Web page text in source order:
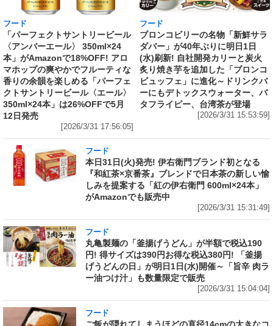
フード
「パーフェクトサントリービール
〈アンバーエール〉 350ml×24
本」がAmazonで18%OFF! アロ
マホップの爽やかでフルーティな
香りの余韻を楽しめる「パーフェ
クトサントリービール〈エール〉
350ml×24本」は26%OFFで5月
12日発売
[2026/3/31 17:56:05]
フード
ブロンコビリーの名物「新鮮サラ
ダバー」が40年ぶりに明日1日
(水)刷新! 自社開発カリーと炭火
炙り焼き芋を追加した「ブロンコ
ビュッフェ」に進化～ドリンクバ
ーにもデトックスウォーター、バ
タフライピー、台湾茶が登場
[2026/3/31 15:53:59]
フード
本日31日(火)発売! 伊右衛門ブランド初となる
『和紅茶×京番茶』ブレンドで日本茶の新しい愉
しみを提案する「紅の伊右衛門 600ml×24本」
がAmazonでも販売中
[2026/3/31 15:31:49]
フード
丸亀製麺の「釜揚げうどん」が半額で税込190
円! 得サイズは390円お得な税込380円! 「釜揚
げうどんの日」が明日1日(水)開催～「旨辛 肉ラ
ー油つけ汁」も数量限定で販売
[2026/3/31 15:04:04]
フード
ご飯が隠れてしまうほどの直径14cmの大きなコ